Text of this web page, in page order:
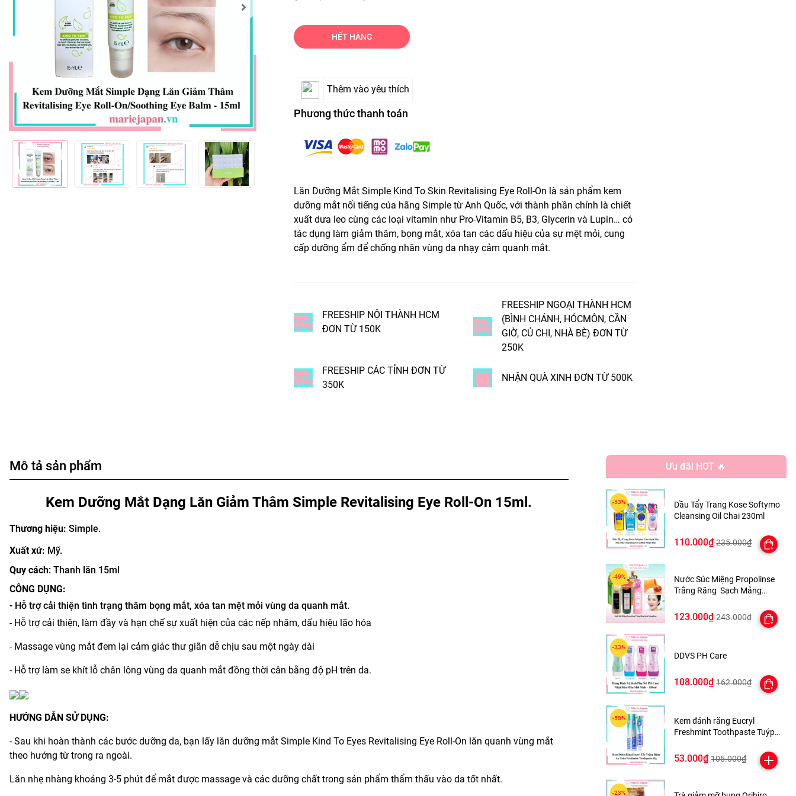
HẾT HÀNG
Thêm vào yêu thích
Phương thức thanh toán
Lăn Dưỡng Mắt Simple Kind To Skin Revitalising Eye Roll-On là sản phẩm kem
dưỡng mắt nổi tiếng của hãng Simple từ Anh Quốc, với thành phần chính là chiết
xuất dưa leo cùng các loại vitamin như Pro-Vitamin B5, B3, Glycerin và Lupin… có
tác dụng làm giảm thâm, bọng mắt, xóa tan các dấu hiệu của sự mệt mỏi, cung
cấp dưỡng ẩm để chống nhăn vùng da nhạy cảm quanh mắt.
FREESHIP NỘI THÀNH HCM
ĐƠN TỪ 150K
FREESHIP NGOẠI THÀNH HCM
(BÌNH CHÁNH, HÓCMÔN, CẦN
GIỜ, CỦ CHI, NHÀ BÈ) ĐƠN TỪ
250K
FREESHIP CÁC TỈNH ĐƠN TỪ
350K
NHẬN QUÀ XINH ĐƠN TỪ 500K
Mô tả sản phẩm
Kem Dưỡng Mắt Dạng Lăn Giảm Thâm Simple Revitalising Eye Roll-On 15ml.
Thương hiệu: Simple.
Xuất xứ: Mỹ.
Quy cách: Thanh lăn 15ml
CÔNG DỤNG:
- Hỗ trợ cải thiện tình trạng thâm bọng mắt, xóa tan mệt mỏi vùng da quanh mắt.
- Hỗ trợ cải thiện, làm đầy và hạn chế sự xuất hiện của các nếp nhăm, dấu hiệu lão hóa
- Massage vùng mắt đem lại cảm giác thư giãn dễ chịu sau một ngày dài
- Hỗ trợ làm se khít lỗ chân lông vùng da quanh mắt đồng thời cân bằng độ pH trên da.
HƯỚNG DẪN SỬ DỤNG:
- Sau khi hoàn thành các bước dưỡng da, bạn lấy lăn dưỡng mắt Simple Kind To Eyes Revitalising Eye Roll-On lăn quanh vùng mắt
theo hướng từ trong ra ngoài.
Lăn nhẹ nhàng khoảng 3-5 phút để mắt được massage và các dưỡng chất trong sản phẩm thẩm thấu vào da tốt nhất.
Ưu đãi HOT 🔥
Dầu Tẩy Trang Kose Softymo
Cleansing Oil Chai 230ml
110.000₫ 235.000₫
Nước Súc Miệng Propolinse
Trắng Răng Sạch Mảng
123.000₫ 243.000₫
DDVS PH Care
108.000₫ 162.000₫
Kem đánh răng Eucryl
Freshmint Toothpaste Tuýp
53.000₫ 105.000₫